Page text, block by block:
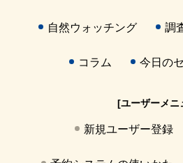
自然ウォッチング 調
コラム 今日の
[ユーザーメニ
新規ユーザー登録